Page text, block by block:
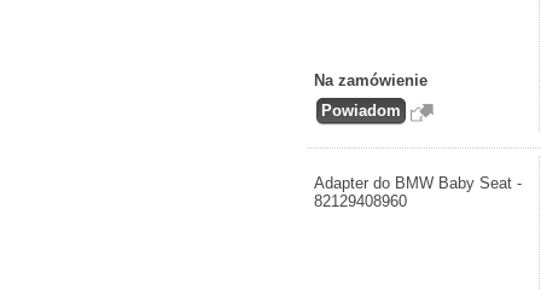
Na zamówienie
Adapter do BMW Baby Seat -
82129408960